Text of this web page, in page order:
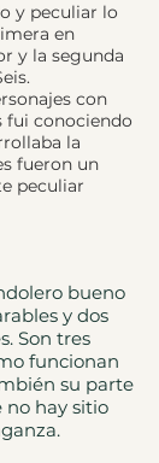
y peculiar lo
en
y la segunda
con
fui conociendo
la
fueron un
peculiar
bueno
y dos
Son tres
funcionan
su parte
no hay sitio